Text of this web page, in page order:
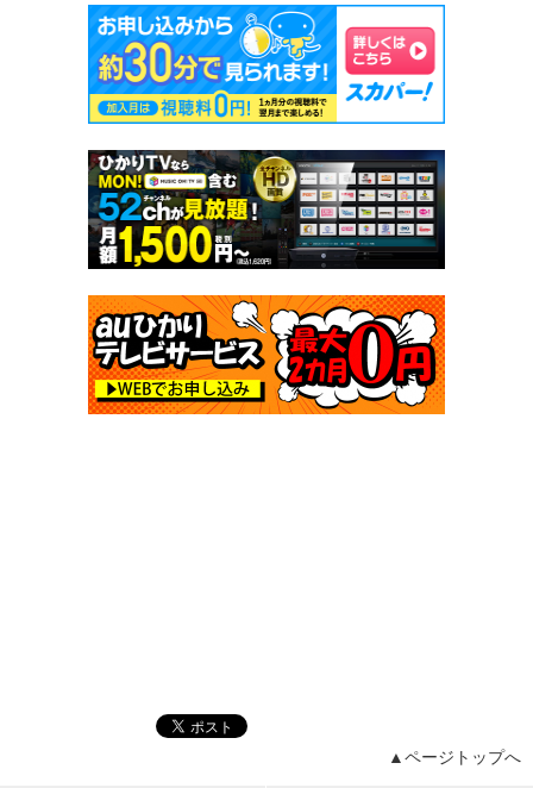
▲ページトップへ